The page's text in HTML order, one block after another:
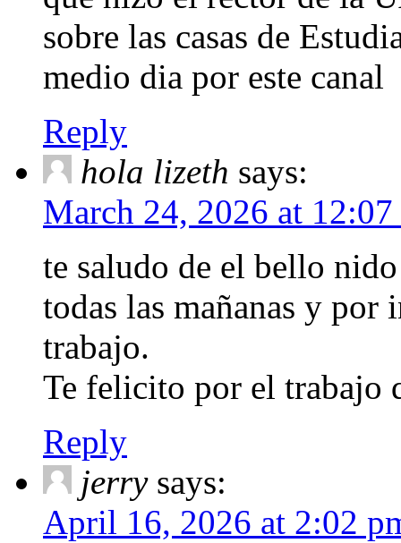
sobre las casas de
medio dia por este canal
Reply
hola lizeth says:
March 24, 2026 at
te saludo de el bello
todas las mañanas y por
trabajo.
Te felicito por el trabajo
Reply
jerry says:
April 16, 2026 at 2:02